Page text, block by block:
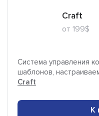
Craft
от 199$
Система управления
шаблонов,
Craft
К